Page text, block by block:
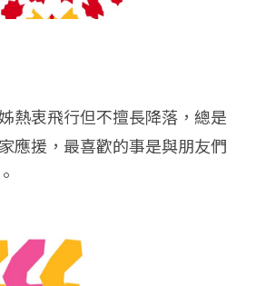
熱衷飛行但不擅長降落， 總是
應援， 最喜歡的事是與朋友們